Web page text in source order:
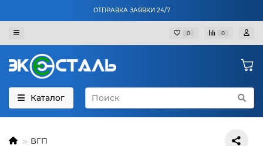
ОТПРАВКА ЗАЯВКИ 24/7
0 0
Каталог
ВГП